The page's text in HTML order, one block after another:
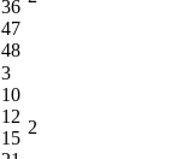
36
47
48
3
10
12
15
2